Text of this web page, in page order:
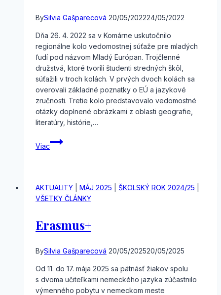
BySilvia Gašparecová 20/05/202224/05/2022
Dňa 26. 4. 2022 sa v Komárne uskutočnilo
regionálne kolo vedomostnej súťaže pre mladých
ľudí pod názvom Mladý Európan. Trojčlenné
družstvá, ktoré tvorili študenti stredných škôl,
súťažili v troch kolách. V prvých dvoch kolách sa
overovali základné poznatky o EÚ a jazykové
zručnosti. Tretie kolo predstavovalo vedomostné
otázky doplnené obrázkami z oblasti geografie,
literatúry, histórie,…
Viac
Súťaž
Mladý
AKTUALITY MÁJ 2025 ŠKOLSKÝ ROK 2024/25
VŠETKY ČLÁNKY
Erasmus+
BySilvia Gašparecová 20/05/202520/05/2025
Od 11. do 17. mája 2025 sa pätnásť žiakov spolu
s dvoma učiteľkami nemeckého jazyka zúčastnilo
výmenného pobytu v nemeckom meste